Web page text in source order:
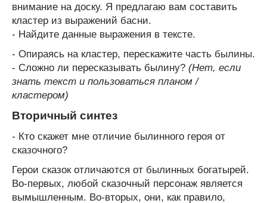
внимание на доску. Я предлагаю вам составить
кластер из выражений басни.
- Найдите данные выражения в тексте.
- Опираясь на кластер, перескажите часть былины.
- Сложно ли пересказывать былину? (Нет, если
знать текст и пользоваться планом /
кластером)
Вторичный синтез
- Кто скажет мне отличие былинного героя от
сказочного?
Герои сказок отличаются от былинных богатырей.
Во-первых, любой сказочный персонаж является
вымышленным. Во-вторых, они, как правило,